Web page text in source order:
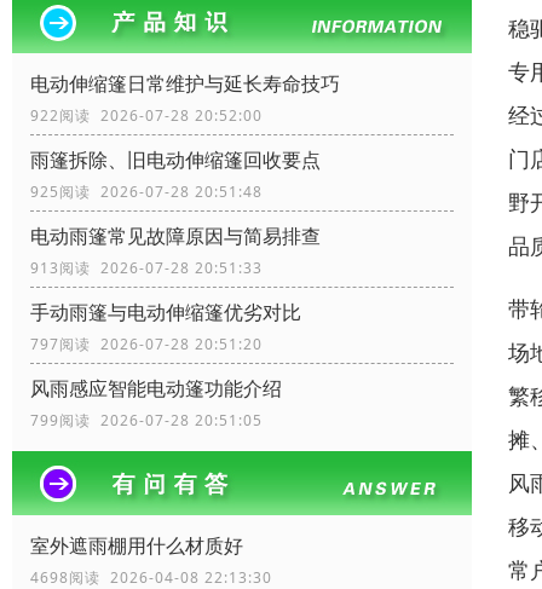
电动伸缩篷日常维护与延长寿命技巧
922阅读 2026-07-28 20:52:00
雨篷拆除、旧电动伸缩篷回收要点
925阅读 2026-07-28 20:51:48
电动雨篷常见故障原因与简易排查
913阅读 2026-07-28 20:51:33
手动雨篷与电动伸缩篷优劣对比
797阅读 2026-07-28 20:51:20
风雨感应智能电动篷功能介绍
799阅读 2026-07-28 20:51:05
室外遮雨棚用什么材质好
4698阅读 2026-04-08 22:13:30
稳
专
经
门
野
品
带
场
繁
摊
风
移
常